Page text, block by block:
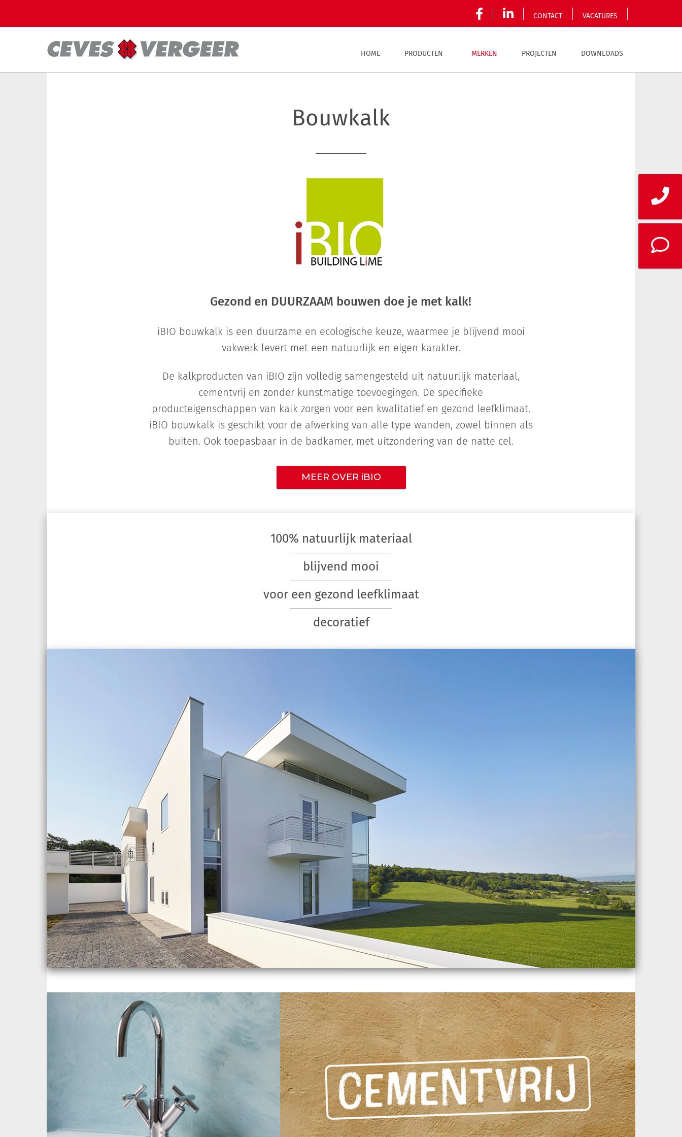
CONTACT VACATURES
HOME PRODUCTEN MERKEN PROJECTEN DOWNLOADS
Bouwkalk
Gezond en DUURZAAM bouwen doe je met kalk!
iBIO bouwkalk is een duurzame en ecologische keuze, waarmee je blijvend mooi
vakwerk levert met een natuurlijk en eigen karakter.
De kalkproducten van iBIO zijn volledig samengesteld uit natuurlijk materiaal,
cementvrij en zonder kunstmatige toevoegingen. De specifieke
producteigenschappen van kalk zorgen voor een kwalitatief en gezond leefklimaat.
iBIO bouwkalk is geschikt voor de afwerking van alle type wanden, zowel binnen als
buiten. Ook toepasbaar in de badkamer, met uitzondering van de natte cel.
MEER OVER iBIO
100% natuurlijk materiaal
blijvend mooi
voor een gezond leefklimaat
decoratief